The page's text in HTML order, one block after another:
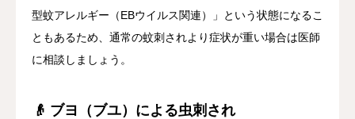
型蚊アレルギー（EBウイルス関連）」という状態になるこ
ともあるため、通常の蚊刺されより症状が重い場合は医師
に相談しましょう。
👴 ブヨ（ブユ）による虫刺され